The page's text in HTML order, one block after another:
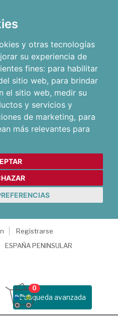
y otras tecnologías
su experiencia de
fines: para habilitar
sitio web, para brindar
el sitio web, medir su
y servicios y
de marketing, para
más relevantes para
Registrarse
ESPAÑA PENINSULAR
Busqueda avanzada
0